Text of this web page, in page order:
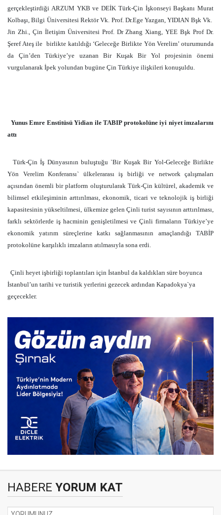
gerçekleştirdiği ARZUM YKB ve DEİK Türk-Çin İşkonseyi Başkanı Murat
Kolbaşı, Bilgi Üniversitesi Rektör Vk. Prof. Dr.Ege Yazgan, YIDIAN Bşk Vk.
Jin Zhi., Çin İletişim Üniversitesi Prof. Dr Zhang Xiang, YEE Bşk Prof Dr.
Şeref Ateş ile birlikte katıldığı ‘Geleceğe Birlikte Yön Verelim’ oturumunda
da Çin’den Türkiye’ye uzanan Bir Kuşak Bir Yol projesinin önemi
vurgulanarak İpek yolundan bugüne Çin Türkiye ilişkileri konuşuldu.
Yunus Emre Enstitüsü Yidian ile TABIP protokolüne iyi niyet imzalarını
attı
Türk-Çin İş Dünyasının buluştuğu `Bir Kuşak Bir Yol-Geleceğe Birlikte
Yön Verelim Konferansı` ülkelerarası iş birliği ve network çalışmaları
açısından önemli bir platform oluşturularak Türk-Çin kültürel, akademik ve
bilimsel etkileşiminin arttırılması, ekonomik, ticari ve teknolojik iş birliği
kapasitesinin yükseltilmesi, ülkemize gelen Çinli turist sayısının arttırılması,
farklı sektörlerde iş hacminin genişletilmesi ve Çinli firmaların Türkiye’ye
ekonomik yatırım süreçlerine katkı sağlanmasının amaçlandığı TABİP
protokolüne karşılıklı imzaların atılmasıyla sona erdi.
Çinli heyet işbirliği toplantıları için İstanbul da kaldıkları süre boyunca
İstanbul’un tarihi ve turistik yerlerini gezecek ardından Kapadokya`ya
geçecekler.
HABERE YORUM KAT